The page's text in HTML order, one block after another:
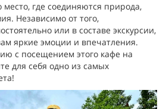
место, где соединяются природа,
Независимо от того,
или в составе экскурсии,
яркие эмоции и впечатления.
с посещением этого кафе на
для себя одно из самых